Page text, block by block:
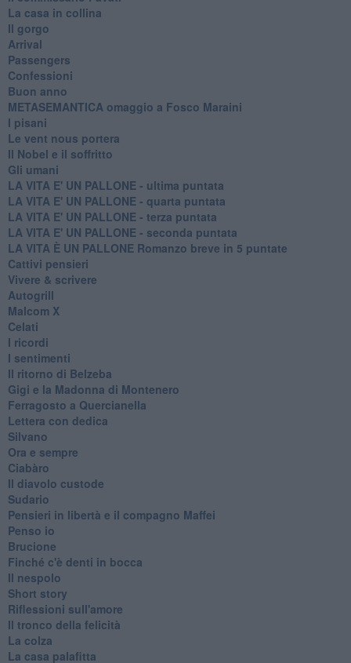
La casa in collina
Il gorgo
Arrival
Passengers
Confessioni
Buon anno
METASEMANTICA omaggio a Fosco Maraini
I pisani
Le vent nous portera
Il Nobel e il soffritto
Gli umani
LA VITA E' UN PALLONE - ultima puntata
LA VITA E' UN PALLONE - quarta puntata
LA VITA E' UN PALLONE - terza puntata
LA VITA E' UN PALLONE - seconda puntata
LA VITA È UN PALLONE Romanzo breve in 5 puntate
Cattivi pensieri
Vivere & scrivere
Autogrill
Malcom X
Celati
I ricordi
I sentimenti
Il ritorno di Belzeba
Gigi e la Madonna di Montenero
Ferragosto a Quercianella
Lettera con dedica
Silvano
Ora e sempre
Ciabàro
Il diavolo custode
Sudario
Pensieri in libertà e il compagno Maffei
Penso io
Brucione
Finché c'è denti in bocca
Il nespolo
Short story
Riflessioni sull'amore
Il tronco della felicità
La colza
La casa palafitta